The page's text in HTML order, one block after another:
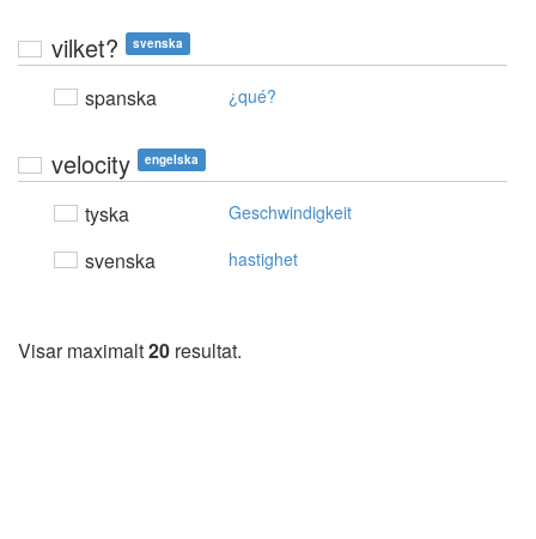
vilket? svenska
spanska ¿qué?
velocity engelska
tyska Geschwindigkeit
svenska hastighet
Visar maximalt20 resultat.